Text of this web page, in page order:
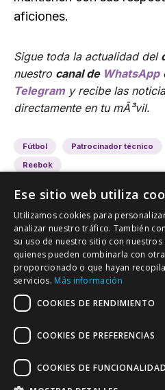
aficiones.
Sigue toda la actualidad del
nuestro canal de WhatsApp
Telegramy recibe las
directamente en tu mÃ³vil.
Fútbol Patrocinador técnico
Reebok
VALLADOLID
Colaboración
Ese sitio web utiliza
Utilizamos cookies para
analizar nuestro tráfico. También
su uso de nuestro sitio con
quienes pueden combinarla con
proporcionado o que hayan
servicios. Más información
COOKIES DE RENDIMIENTO
COOKIES DE PREFERENCIAS
COOKIES DE FUNCIONALIDAD